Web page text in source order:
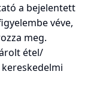
a bejelentett
véve,
meg.
étel/